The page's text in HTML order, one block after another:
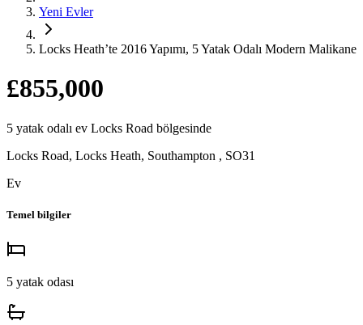
Yeni Evler
Locks Heath’te 2016 Yapımı, 5 Yatak Odalı Modern Malikane
£855,000
5 yatak odalı ev Locks Road bölgesinde
Locks Road, Locks Heath, Southampton , SO31
Ev
Temel bilgiler
5 yatak odası